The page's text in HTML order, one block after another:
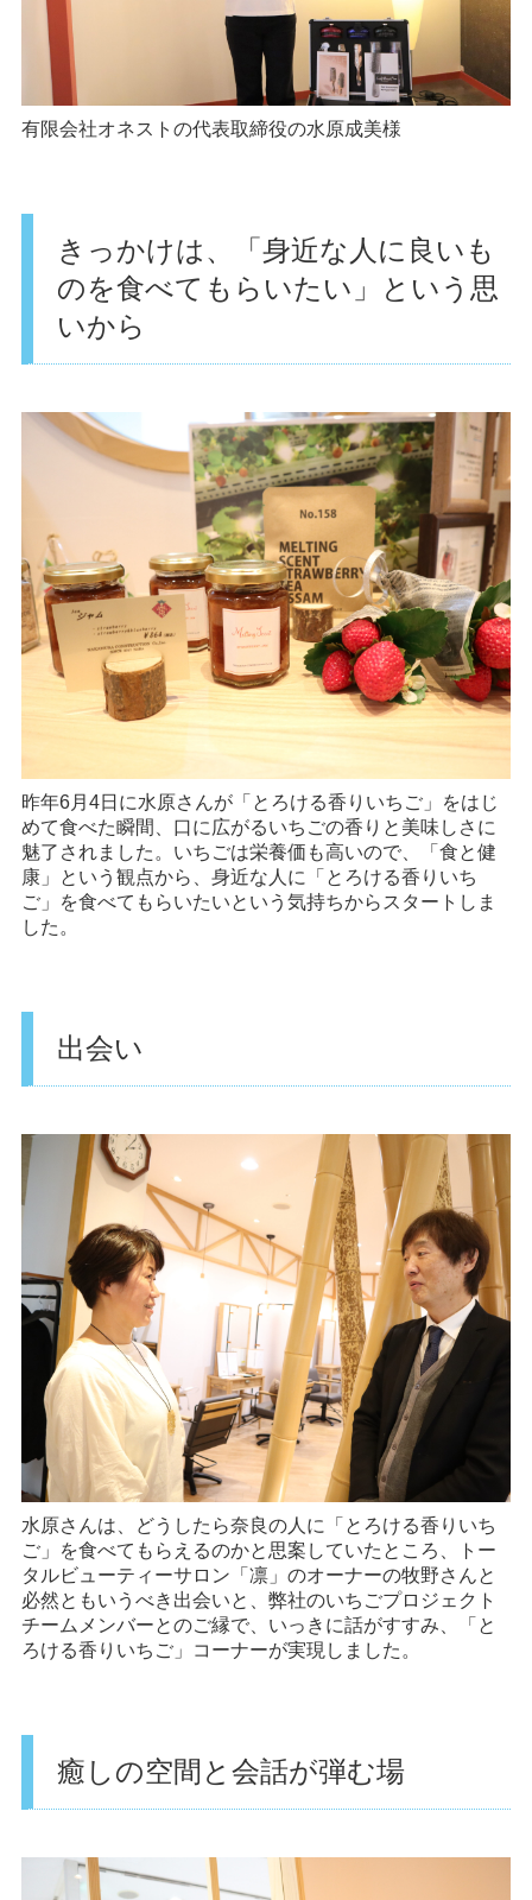
有限会社オネストの代表取締役の水原成美様
きっかけは、「身近な人に良いも
のを食べてもらいたい」という思
いから
昨年6月4日に水原さんが「とろける香りいちご」をはじ
めて食べた瞬間、口に広がるいちごの香りと美味しさに
魅了されました。いちごは栄養価も高いので、「食と健
康」という観点から、身近な人に「とろける香りいち
ご」を食べてもらいたいという気持ちからスタートしま
した。
出会い
水原さんは、どうしたら奈良の人に「とろける香りいち
ご」を食べてもらえるのかと思案していたところ、トー
タルビューティーサロン「凛」のオーナーの牧野さんと
必然ともいうべき出会いと、弊社のいちごプロジェクト
チームメンバーとのご縁で、いっきに話がすすみ、「と
ろける香りいちご」コーナーが実現しました。
癒しの空間と会話が弾む場